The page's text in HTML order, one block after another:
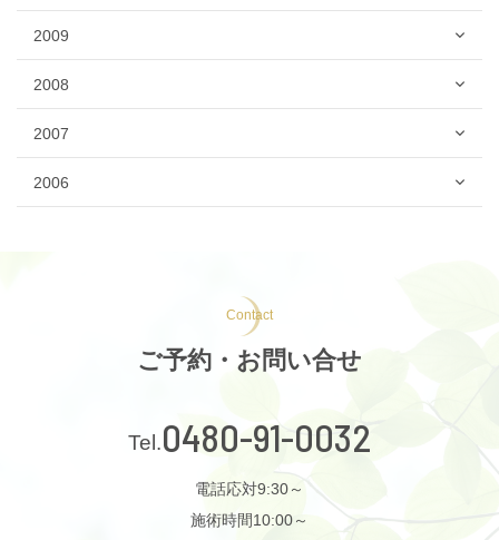
2009
2008
2007
2006
Contact
ご予約・お問い合せ
0480-91-0032
電話応対9:30～
施術時間10:00～